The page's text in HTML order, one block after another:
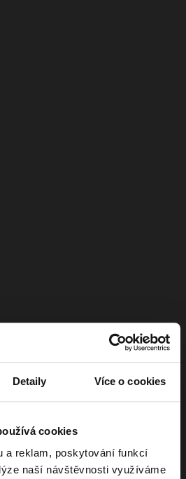
Detaily Více o cookies
cookies
a reklam, poskytování funkcí
naší návštěvnosti využíváme